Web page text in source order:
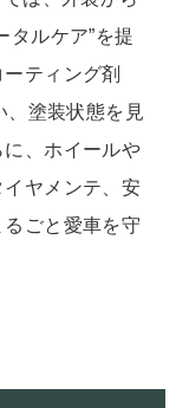
タルケア”を提
ティング剤
、塗装状態を見
、ホイールや
ヤメンテ、安
ごと愛車を守